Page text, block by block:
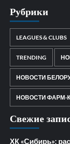
Рубрики
LEAGUES & CLUBS
TRENDING
НОВОСТИ
НОВОСТИ ФАРМ-
Свежие
ХК «Сибирь»: